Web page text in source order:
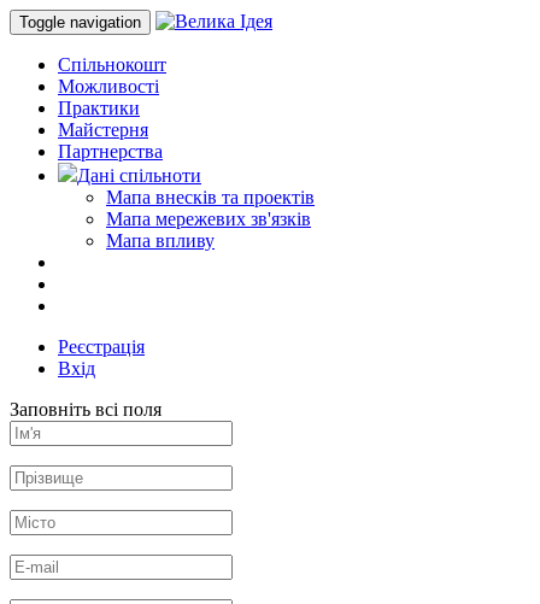
Toggle navigation
Спільнокошт
Можливості
Практики
Майстерня
Партнерства
Дані спільноти
Мапа внесків та проектів
Мапа мережевих зв'язків
Мапа впливу
Реєстрація
Вхід
Заповніть всі поля